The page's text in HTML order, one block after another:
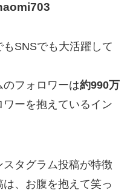
SNSでも大活躍して
フォロワーは約990万
ーを抱えているイン
タグラム投稿が特徴
、お腹を抱えて笑っ